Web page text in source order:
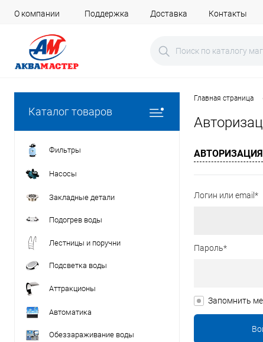
О компании Поддержка Доставка Контакты
Каталог товаров
Фильтры
Насосы
Закладные детали
Подогрев воды
Лестницы и поручни
Подсветка воды
Аттракционы
Автоматика
Обеззараживание воды
Главная страница
АВТОРИЗАЦИЯ
Логин или email*
Пароль*
Запомнить